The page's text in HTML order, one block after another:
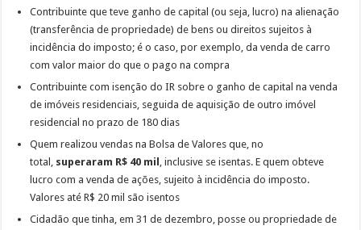
Contribuinte que teve ganho de capital (ou seja, lucro) na alienação
(transferência de propriedade) de bens ou direitos sujeitos à
incidência do imposto; é o caso, por exemplo, da venda de carro
com valor maior do que o pago na compra
Contribuinte com isenção do IR sobre o ganho de capital na venda
de imóveis residenciais, seguida de aquisição de outro imóvel
residencial no prazo de 180 dias
Quem realizou vendas na Bolsa de Valores que, no
total, superaram R$ 40 mil , inclusive se isentas. E quem obteve
lucro com a venda de ações, sujeito à incidência do imposto.
Valores até R$ 20 mil são isentos
Cidadão que tinha, em 31 de dezembro, posse ou propriedade de